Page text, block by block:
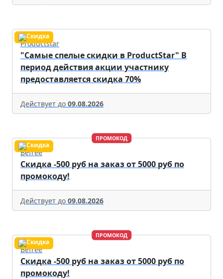
Productstar
"Самые спелые скидки в ProductStar" В
период действия акции участнику
предоставляется скидка 70%
Действует до 09.08.2026
ПРОМОКОД
Befree
Скидка -500 руб на заказ от 5000 руб по
промокоду!
Действует до 09.08.2026
ПРОМОКОД
Befree
Скидка -500 руб на заказ от 5000 руб по
промокоду!